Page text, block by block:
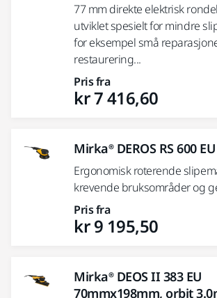
77 mm direkte elektrisk
utviklet spesielt for mindre
for eksempel små
restaurering...
Pris fra
kr 7 416,60
Mirka® DEROS RS 600
Ergonomisk roterende
krevende bruksområder og
Pris fra
kr 9 195,50
Mirka® DEOS II 383 EU
70mmx198mm, orbit